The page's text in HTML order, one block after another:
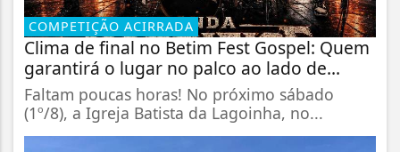
COMPETIÇÃO ACIRRADA
Clima de final no Betim Fest Gospel: Quem
garantirá o lugar no palco ao lado de...
Faltam poucas horas! No próximo sábado
(1º/8), a Igreja Batista da Lagoinha, no...